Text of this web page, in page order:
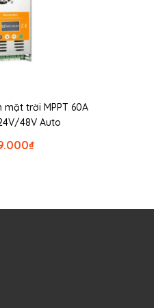
trời MPPT 60A
48V Auto
₫